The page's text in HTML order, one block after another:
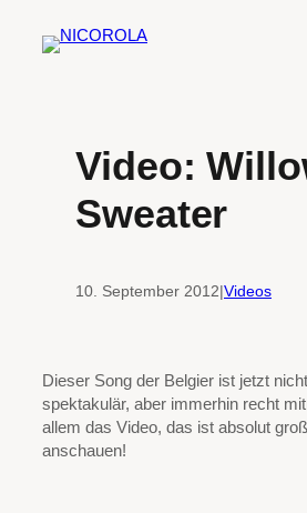
Inhalt
Video:
Sweater
10. September 2012|Videos
Dieser Song der Belgier ist jetzt
spektakulär, aber immerhin recht
allem das Video, das ist absolut
anschauen!